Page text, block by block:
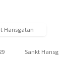
Hansgatan
Sankt